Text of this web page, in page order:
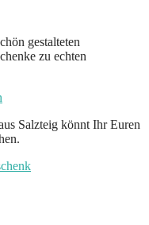
gestalteten
zu echten
Salzteig könnt Ihr Euren